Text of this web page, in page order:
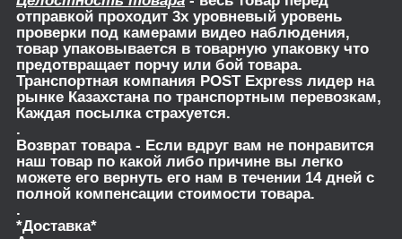
отправкой проходит 3х уровневый уровень
проверки под камерами видео наблюдения,
товар упаковывается в товарную упаковку что
предотвращает порчу или бой товара.
Транспортная компания POST Express лидер на
рынке Казахстана по транспортным перевозкам,
Каждая посылка страхуется.
.
Возврат товара- Если вдруг вам не понравится
наш товар по какой либо причине вы легко
можете его вернуть его нам в течении 14 дней с
полной компенсации стоимости товара.
.
*Доставка*